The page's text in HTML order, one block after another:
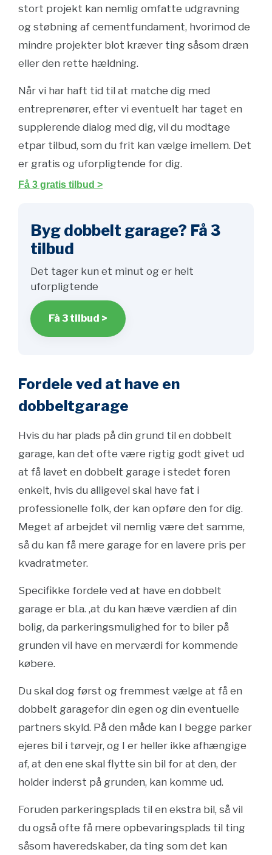
stort projekt kan nemlig omfatte udgravning
og støbning af cementfundament, hvorimod de
mindre projekter blot kræver ting såsom dræn
eller den rette hældning.
Når vi har haft tid til at matche dig med
entreprenører, efter vi eventuelt har taget en
supplerende dialog med dig, vil du modtage
etpar tilbud, som du frit kan vælge imellem. Det
er gratis og uforpligtende for dig.
Få 3 gratis tilbud >
Byg dobbelt garage? Få 3
tilbud
Det tager kun et minut og er helt
uforpligtende
Få 3 tilbud >
Fordele ved at have en
dobbeltgarage
Hvis du har plads på din grund til en dobbelt
garage, kan det ofte være rigtig godt givet ud
at få lavet en dobbelt garage i stedet foren
enkelt, hvis du alligevel skal have fat i
professionelle folk, der kan opføre den for dig.
Meget af arbejdet vil nemlig være det samme,
så du kan få mere garage for en lavere pris per
kvadratmeter.
Specifikke fordele ved at have en dobbelt
garage er bl.a. ,at du kan hæve værdien af din
bolig, da parkeringsmulighed for to biler på
grunden vil have en merværdi for kommende
købere.
Du skal dog først og fremmest vælge at få en
dobbelt garagefor din egen og din eventuelle
partners skyld. På den måde kan I begge parker
ejeres bil i tørvejr, og I er heller ikke afhængige
af, at den ene skal flytte sin bil for at den, der
holder inderst på grunden, kan komme ud.
Foruden parkeringsplads til en ekstra bil, så vil
du også ofte få mere opbevaringsplads til ting
såsom haveredskaber, da ting som det kan